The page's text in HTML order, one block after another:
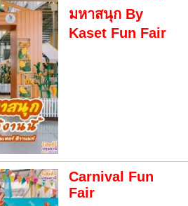
มหาสนุก By
Kaset Fun Fair
Carnival Fun
Fair